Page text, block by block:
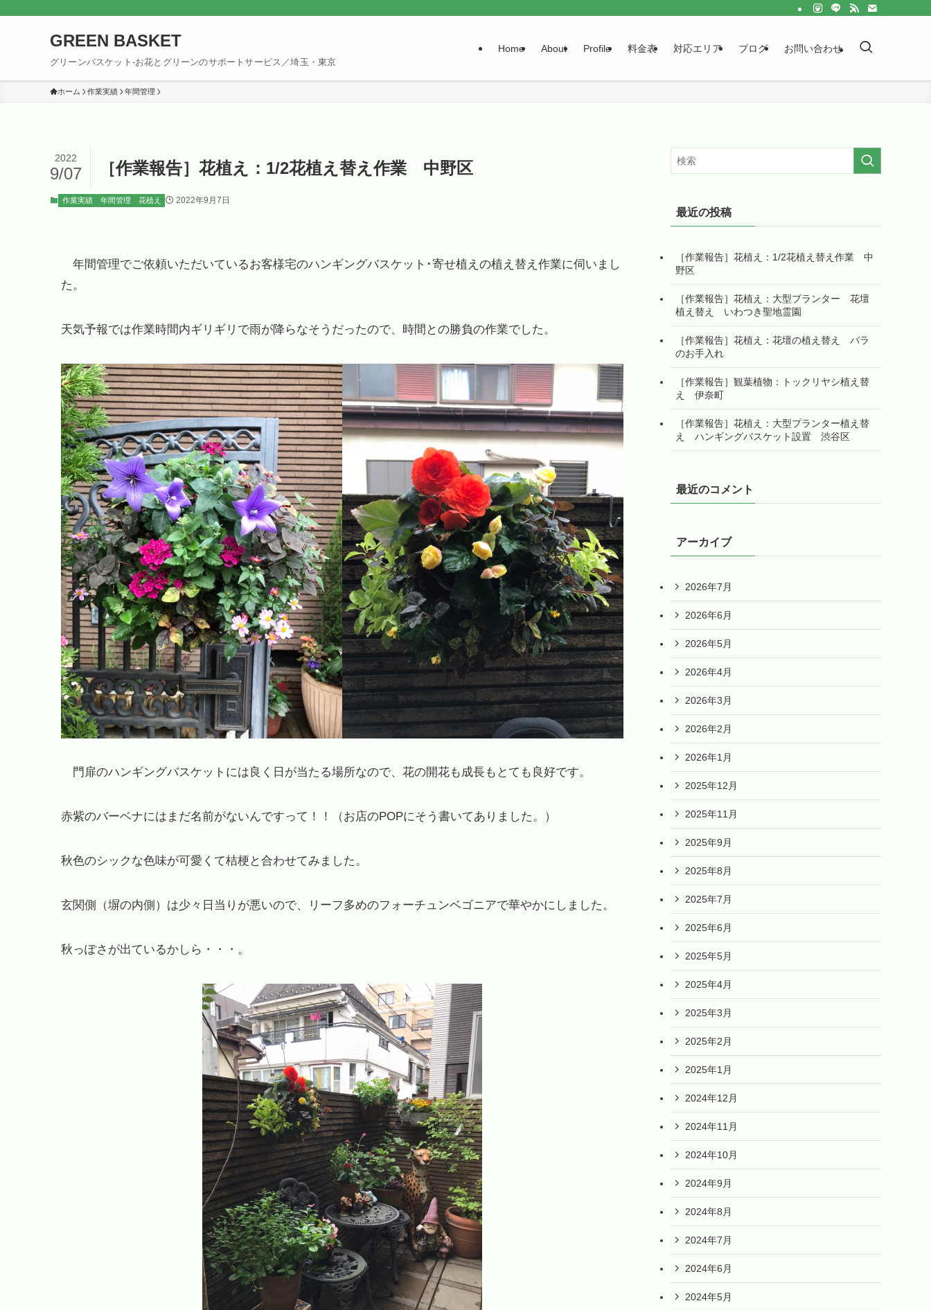
GREEN BASKET
グリーンバスケット-お花とグリーンのサポートサービス／埼玉・東京
Home About Profile 料金表 対応エリア ブログ お問い合わせ
ホーム 作業実績 年間管理
［作業報告］花植え：1/2花植え替え作業 中野区
2022
9/07
作業実績 年間管理 花植え 2022年9月7日
年間管理でご依頼いただいているお客様宅のハンギングバスケット･寄せ植えの植え替え作業に伺いまし
た。
天気予報では作業時間内ギリギリで雨が降らなそうだったので、時間との勝負の作業でした。
門扉のハンギングバスケットには良く日が当たる場所なので、花の開花も成長もとても良好です。
赤紫のバーベナにはまだ名前がないんですって！！（お店のPOPにそう書いてありました。）
秋色のシックな色味が可愛くて桔梗と合わせてみました。
玄関側（塀の内側）は少々日当りが悪いので、リーフ多めのフォーチュンベゴニアで華やかにしました。
秋っぽさが出ているかしら・・・。
最近の投稿
［作業報告］花植え：1/2花植え替え作業 中
野区
［作業報告］花植え：大型プランター 花壇
植え替え いわつき聖地霊園
［作業報告］花植え：花壇の植え替え バラ
のお手入れ
［作業報告］観葉植物：トックリヤシ植え替
え 伊奈町
［作業報告］花植え：大型プランター植え替
え ハンギングバスケット設置 渋谷区
最近のコメント
アーカイブ
2026年7月
2026年6月
2026年5月
2026年4月
2026年3月
2026年2月
2026年1月
2025年12月
2025年11月
2025年9月
2025年8月
2025年7月
2025年6月
2025年5月
2025年4月
2025年3月
2025年2月
2025年1月
2024年12月
2024年11月
2024年10月
2024年9月
2024年8月
2024年7月
2024年6月
2024年5月